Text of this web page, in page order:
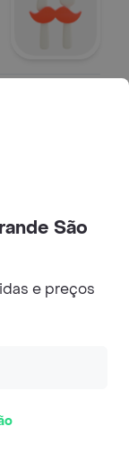
São
e preços